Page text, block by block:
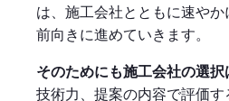
は、施工会社とともに速や
前向きに進めていきます。
そのためにも施工会社の選択
技術力、提案の内容で評価す